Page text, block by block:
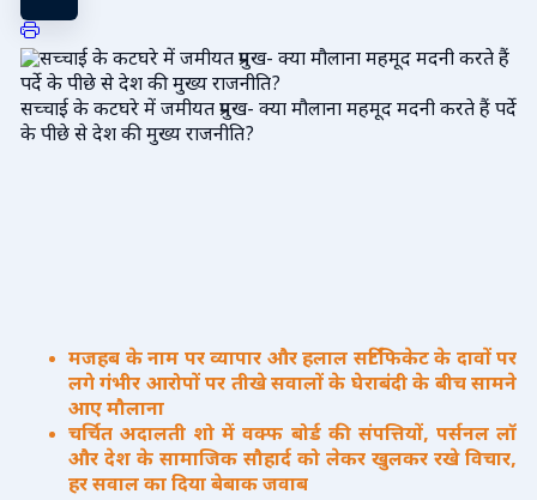
सच्चाई के कटघरे में जमीयत प्रमुख- क्या मौलाना महमूद मदनी करते हैं पर्दे
के पीछे से देश की मुख्य राजनीति?
मजहब के नाम पर व्यापार और हलाल सर्टिफिकेट के दावों पर
लगे गंभीर आरोपों पर तीखे सवालों के घेराबंदी के बीच सामने
आए मौलाना
चर्चित अदालती शो में वक्फ बोर्ड की संपत्तियों, पर्सनल लॉ
और देश के सामाजिक सौहार्द को लेकर खुलकर रखे विचार,
हर सवाल का दिया बेबाक जवाब